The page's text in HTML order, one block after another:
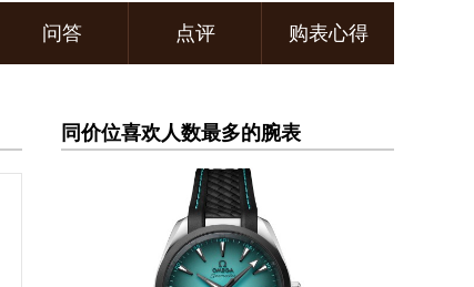
问答 点评 购表心得
同价位喜欢人数最多的腕表